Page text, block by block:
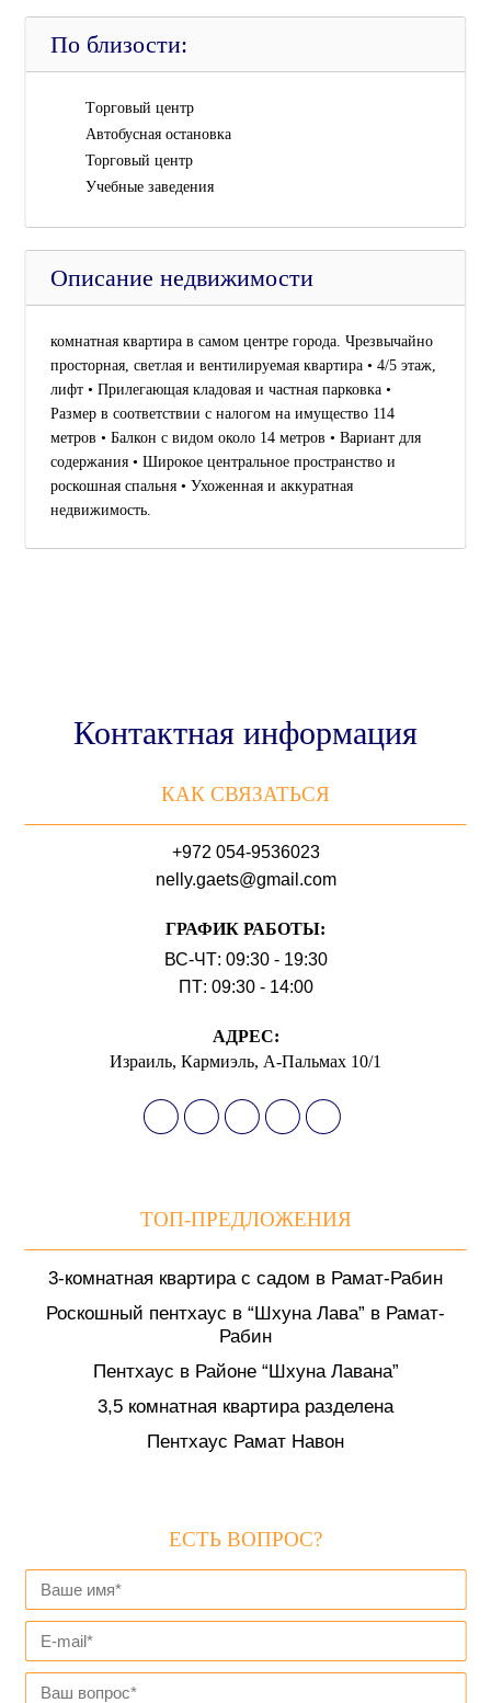
По близости:
Tорговый центр
Автобусная остановка
Торговый центр
Учебные заведения
Описание недвижимости
комнатная квартира в самом центре города. Чрезвычайно
просторная, светлая и вентилируемая квартира • 4/5 этаж,
лифт • Прилегающая кладовая и частная парковка •
Размер в соответствии с налогом на имущество 114
метров • Балкон с видом около 14 метров • Вариант для
содержания • Широкое центральное пространство и
роскошная спальня • Ухоженная и аккуратная
недвижимость.
Контактная информация
КАК СВЯЗАТЬСЯ
+972 054-9536023
nelly.gaets@gmail.com
ГРАФИК РАБОТЫ:
ВС-ЧТ: 09:30 - 19:30
ПТ: 09:30 - 14:00
АДРЕС:
Израиль, Кармиэль, А-Пальмах 10/1
ТОП-ПРЕДЛОЖЕНИЯ
3-комнатная квартира с садом в Рамат-Рабин
Роскошный пентхаус в “Шхуна Лава” в Рамат-
Рабин
Пентхаус в Районе “Шхуна Лавана”
3,5 комнатная квартира разделена
Пентхаус Рамат Навон
ЕСТЬ ВОПРОС?